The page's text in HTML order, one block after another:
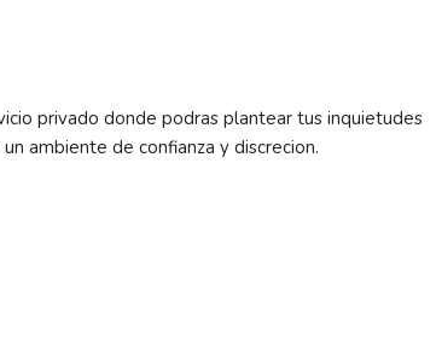
privado donde podras plantear tus inquietudes
ambiente de confianza y discrecion.